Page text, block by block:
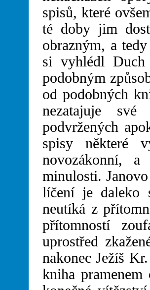
spisů, které
té doby jim
obrazným, a
si vyhlédl
podobným
od podobných
nezatajuje
podvržených
spisy některé
novozákonní,
minulosti.
líčení je daleko
neutíká z
přítomností
uprostřed
nakonec Ježíš
kniha